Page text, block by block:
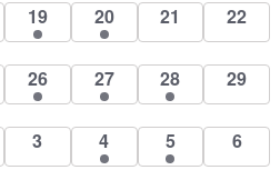
1
esemény
19
1
esemény
20
0
események
21
0
22
1
esemény
26
1
esemény
27
1
esemény
28
0
29
0
események
3
1
esemény
4
1
esemény
5
0
6